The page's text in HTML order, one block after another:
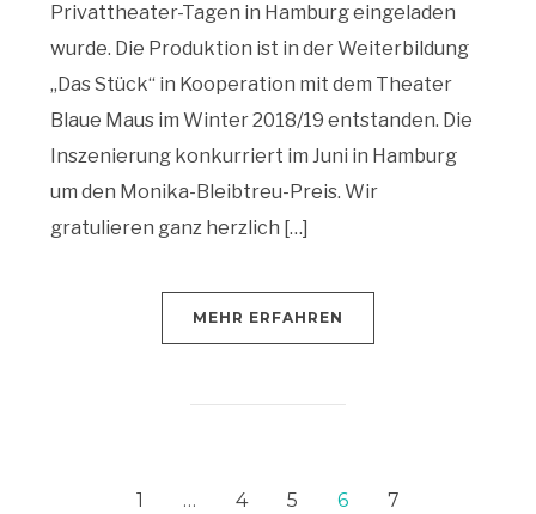
Privattheater-Tagen in Hamburg eingeladen
wurde. Die Produktion ist in der Weiterbildung
„Das Stück“ in Kooperation mit dem Theater
Blaue Maus im Winter 2018/19 entstanden. Die
Inszenierung konkurriert im Juni in Hamburg
um den Monika-Bleibtreu-Preis. Wir
gratulieren ganz herzlich […]
MEHR ERFAHREN
1 … 4 5 6 7